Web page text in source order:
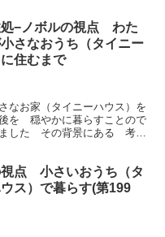
処−ノボルの視点 わた
さなおうち（タイニー
住むまで
お家（タイニーハウス）を
穏やかに暮らすことので
した その背景にある 考え
視点 小さいおうち（タ
ス）で暮らす(第199